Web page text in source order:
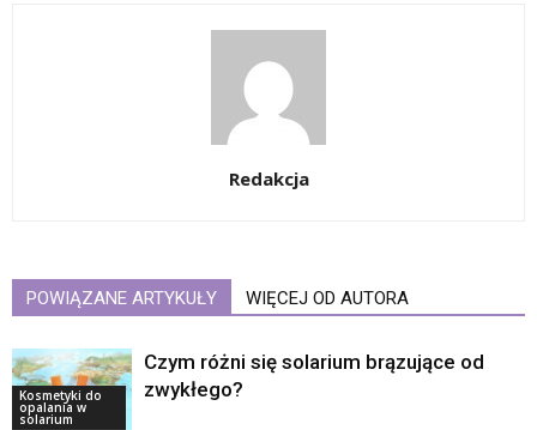
Redakcja
POWIĄZANE ARTYKUŁY WIĘCEJ OD AUTORA
Kosmetyki do
opalania w
solarium
Czym różni się solarium brązujące od
zwykłego?